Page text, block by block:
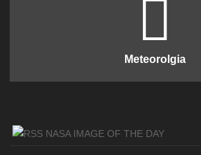
Meteorolgia
NASA IMAGE OF THE DAY